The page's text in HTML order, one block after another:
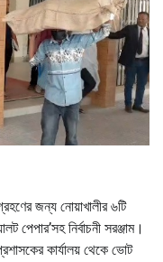
জন্য নোয়াখালীর ৬টি
পেপার’সহ নির্বাচনী সরঞ্জাম।
কার্যালয় থেকে ভোট